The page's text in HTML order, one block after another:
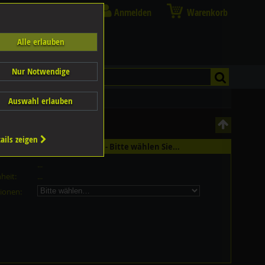
Anmelden Warenkorb
in 235 Grössen erhältlich - Bitte wählen Sie...
...
...
Alle erlauben
Nur Notwendige
Auswahl erlauben
zeigen